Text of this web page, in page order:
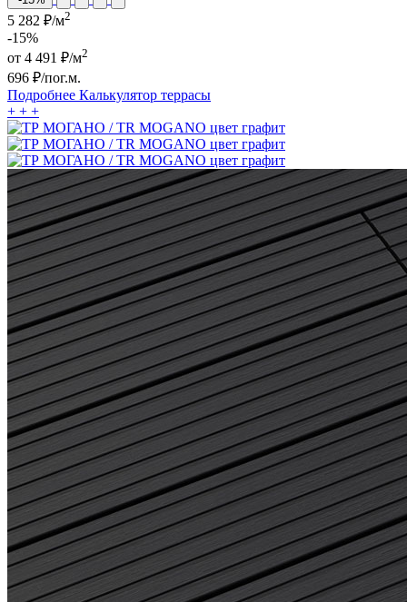
5 282 ₽/м2
-15%
от 4 491 ₽/м2
696 ₽/пог.м.
Подробнее Калькулятор террасы
+ + +